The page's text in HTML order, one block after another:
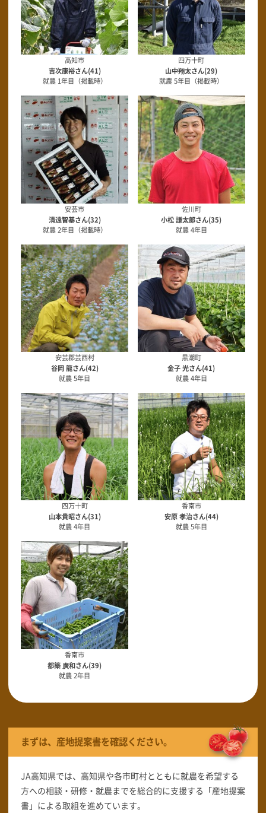
高知市
吉次康裕さん(41)
就農 1年目（掲載時）
四万十町
山中翔太さん(29)
就農 5年目（掲載時）
安芸市
清遠智基さん(32)
就農 2年目（掲載時）
佐川町
小松 謙太郎さん(35)
就農 4年目
安芸郡芸西村
谷岡 龍さん(42)
就農 5年目
黒潮町
金子 光さん(41)
就農 4年目
四万十町
山本貴昭さん(31)
就農 4年目
香南市
安原 孝治さん(44)
就農 5年目
香南市
都築 廣和さん(39)
就農 2年目
まずは、産地提案書を確認ください。
JA高知県では、高知県や各市町村とともに就農を希望する
方への相談・研修・就農までを総合的に支援する「産地提案
書」による取組を進めています。